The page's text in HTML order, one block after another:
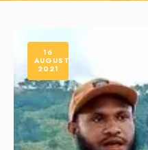
16
AUGUST,
2021